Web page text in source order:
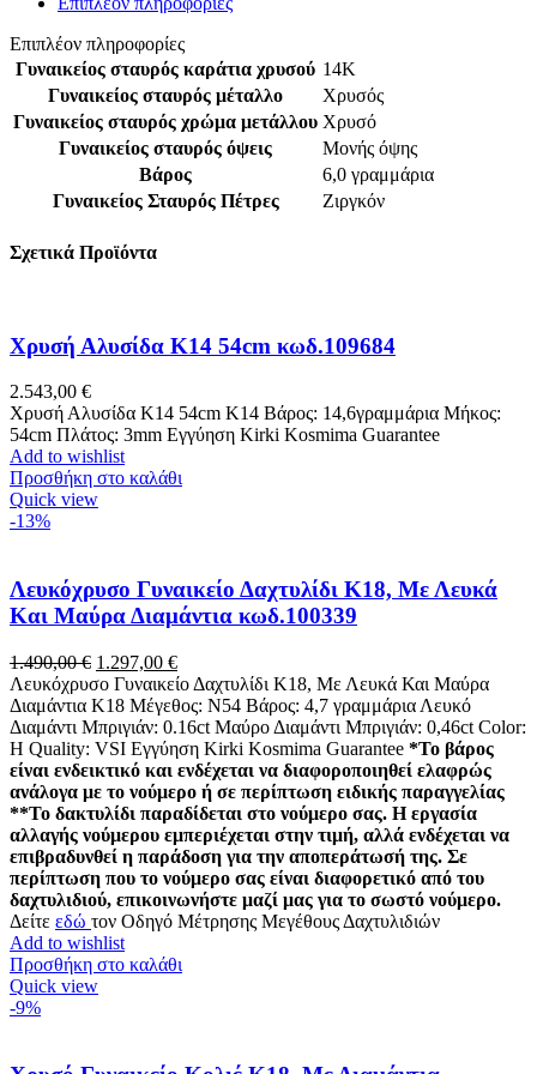
Επιπλέον πληροφορίες
Γυναικείος σταυρός καράτια χρυσού 14Κ
Γυναικείος σταυρός μέταλλο
Χρυσός
Γυναικείος σταυρός χρώμα μετάλλου Χρυσό
Γυναικείος σταυρός όψεις
Μονής όψης
Βάρος
6,0 γραμμάρια
Γυναικείος Σταυρός Πέτρες
Ζιργκόν
Σχετικά Προϊόντα
Χρυσή Αλυσίδα Κ14 54cm κωδ.109684
2.543,00 €
Χρυσή Αλυσίδα Κ14 54cm K14 Βάρος: 14,6γραμμάρια Μήκος:
54cm Πλάτος: 3mm Εγγύηση Kirki Kosmima Guarantee
Add to wishlist
Προσθήκη στο καλάθι
Quick view
-13%
Λευκόχρυσο Γυναικείο Δαχτυλίδι Κ18, Με Λευκά
Και Μαύρα Διαμάντια κωδ.100339
1.490,00€ Original
price
was:
1.490,00 €.
1.297,00 €Η
τρέχουσα
τιμή
είναι:
1.297,00 €.
Λευκόχρυσο Γυναικείο Δαχτυλίδι Κ18, Με Λευκά Και Μαύρα
Διαμάντια K18 Μέγεθος: Ν54 Βάρος: 4,7 γραμμάρια Λευκό
Διαμάντι Μπριγιάν: 0.16ct Μαύρο Διαμάντι Μπριγιάν: 0,46ct Color:
H Quality: VSI Εγγύηση Kirki Kosmima Guarantee *Το βάρος
είναι ενδεικτικό και ενδέχεται να διαφοροποιηθεί ελαφρώς
ανάλογα με το νούμερο ή σε περίπτωση ειδικής παραγγελίας
**Το δακτυλίδι παραδίδεται στο νούμερο σας. Η εργασία
αλλαγής νούμερου εμπεριέχεται στην τιμή, αλλά ενδέχεται να
επιβραδυνθεί η παράδοση για την αποπεράτωσή της. Σε
περίπτωση που το νούμερο σας είναι διαφορετικό από του
δαχτυλιδιού, επικοινωνήστε μαζί μας για το σωστό νούμερο.
Δείτε εδώ τον Οδηγό Μέτρησης Μεγέθους Δαχτυλιδιών
Add to wishlist
Προσθήκη στο καλάθι
Quick view
-9%